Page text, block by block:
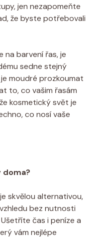
jen nezapomeňte
že byste potřebovali
barvení řas, je
sedne stejný
moudré prozkoumat
to, co vašim řasám
kosmetický svět je
co nosí vaše
doma?
skvělou alternativou,
bez nutnosti
čas i peníze a
vám nejlépe